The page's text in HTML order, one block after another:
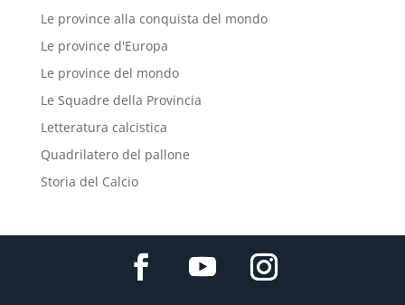
Le province alla conquista del mondo
Le province d'Europa
Le province del mondo
Le Squadre della Provincia
Letteratura calcistica
Quadrilatero del pallone
Storia del Calcio